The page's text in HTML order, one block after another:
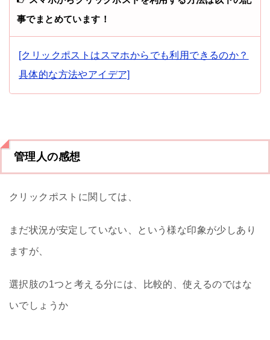
事でまとめています！
[クリックポストはスマホからでも利用できるのか？
具体的な方法やアイデア]
管理人の感想
クリックポストに関しては、
まだ状況が安定していない、という様な印象が少しあり
ますが、
選択肢の1つと考える分には、比較的、使えるのではな
いでしょうか